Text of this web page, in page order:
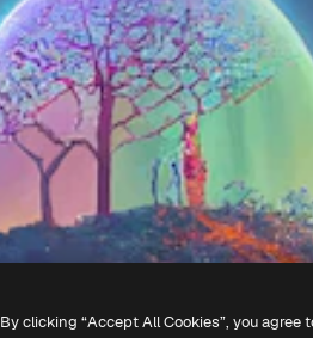
By clicking “Accept All Cookies”, you